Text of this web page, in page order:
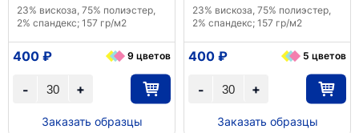
23% вискоза, 75% полиэстер,
2% спандекс; 157 гр/м2
+
-
400 ₽ 9 цветов
Заказать образцы
23% вискоза, 75% полиэстер,
2% спандекс; 157 гр/м2
+
-
400 ₽ 5 цветов
Заказать образцы